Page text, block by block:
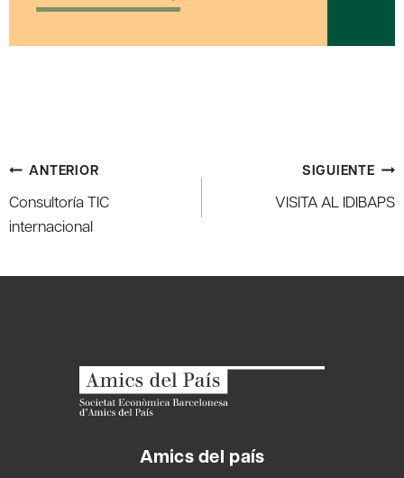
Navegación
de
entradas
ANTERIOR
Consultoría TIC
internacional
SIGUIENTE
VISITA AL IDIBAPS
Amics del país